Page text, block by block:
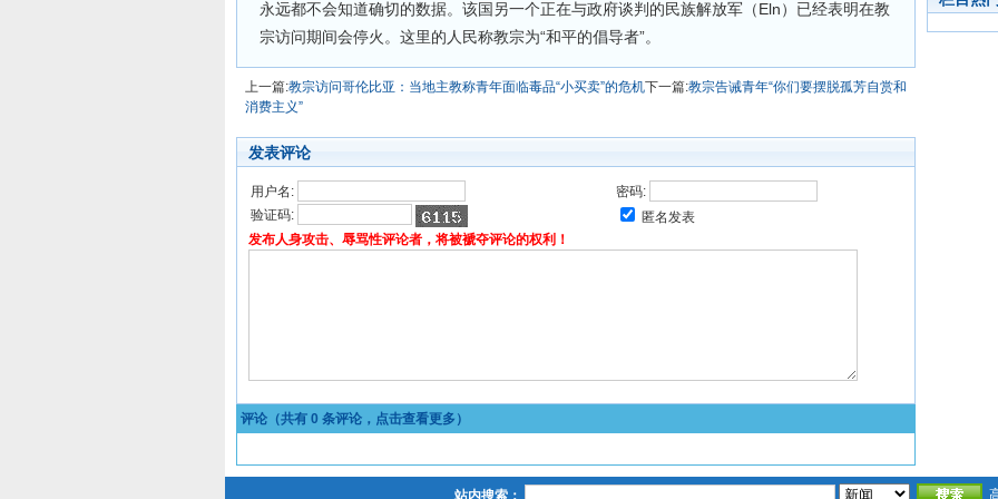
永远都不会知道确切的数据。该国另一个正在与政府谈判的民族解放军（Eln）已经表明在教
宗访问期间会停火。这里的人民称教宗为“和平的倡导者”。
上一篇:教宗访问哥伦比亚：当地主教称青年面临毒品“小买卖”的危机下一篇:教宗告诫青年“你们要摆脱孤芳自赏和
消费主义”
发表评论
用户名:
密码:
验证码:
匿名发表
发布人身攻击、辱骂性评论者，将被褫夺评论的权利！
评论（共有 0 条评论，点击查看更多）
站内搜索：